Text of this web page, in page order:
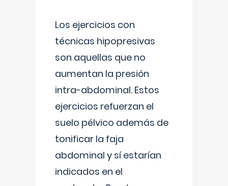
Los ejercicios con
técnicas hipopresivas
son aquellas que no
aumentan la presión
intra-abdominal. Estos
ejercicios refuerzan el
suelo pélvico además de
tonificar la faja
abdominal y sí estarían
indicados en el